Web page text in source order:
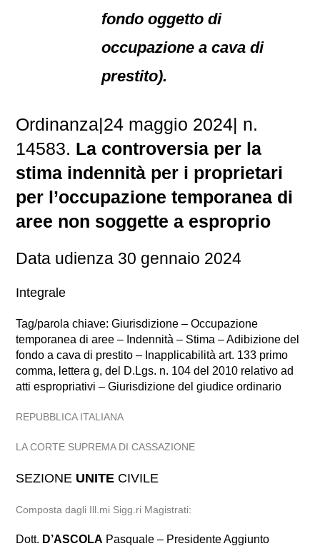
fondo oggetto di
occupazione a cava di
prestito).
Ordinanza|24 maggio 2024| n.
14583. La controversia per la
stima indennità per i proprietari
per l’occupazione temporanea di
aree non soggette a esproprio
Data udienza 30 gennaio 2024
Integrale
Tag/parola chiave: Giurisdizione – Occupazione
temporanea di aree – Indennità – Stima – Adibizione del
fondo a cava di prestito – Inapplicabilità art. 133 primo
comma, lettera g, del D.Lgs. n. 104 del 2010 relativo ad
atti espropriativi – Giurisdizione del giudice ordinario
REPUBBLICA ITALIANA
LA CORTE SUPREMA DI CASSAZIONE
SEZIONE UNITE CIVILE
Composta dagli Ill.mi Sigg.ri Magistrati:
Dott. D’ASCOLA Pasquale – Presidente Aggiunto